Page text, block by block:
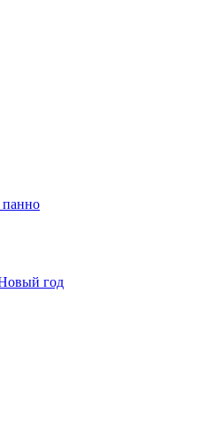
панно
год